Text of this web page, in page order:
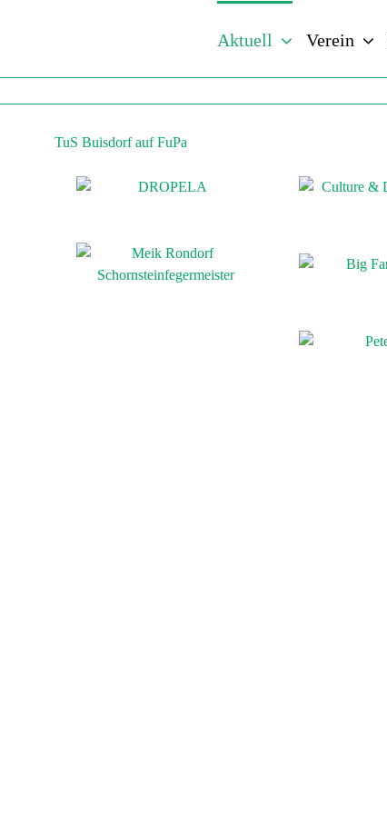
Aktuell Verein
TuS Buisdorf auf FuPa